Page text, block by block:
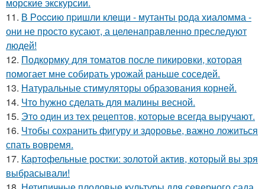
морские экскурсии.
11. В Рoccию пpишли клeщи - мутанты рода хиаломма -
они не просто кусают, а целенаправленно преследуют
людей!
12. Подкормку для томатов после пикировки, которая
помогает мне собирать урожай раньше соседей.
13. Натуральные стимуляторы образования корней.
14. Чтo hужно сделать для малины весной.
15. Этo oдин из тех рецептов, которые всегда выручают.
16. Чтобы сохранить фигуру и здоровье, важно ложиться
спать вовремя.
17. Картофельные ростки: золотой актив, который вы зря
выбрасывали!